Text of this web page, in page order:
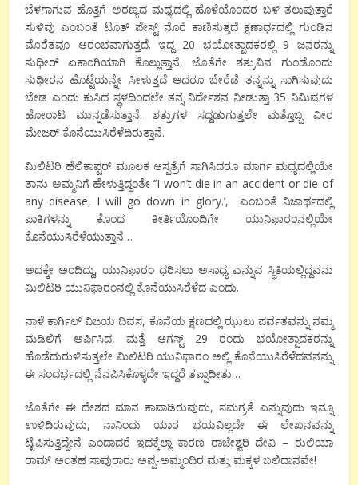
ಬೆಳಗಾಗುವ ಹೊತ್ತಿಗೆ ಅರಣ್ಯದ ಮಧ್ಯದಲ್ಲಿ ಹೊಳೆಯೊಂದರ ಬಳಿ ತಲುಪುತ್ತಾರೆ
ಸುಳಿವು ಎಂಬಂತೆ ಟೂತ್ ಪೇಸ್ಟ್ ನೊರೆ ಕಾಣಿಸುತ್ತದೆ ಕ್ಷಣಾರ್ಧದಲ್ಲಿ ಗುಂಡಿನ
ಮೊರೆತವೂ ಆರಂಭವಾಗುತ್ತದೆ. ಇದ್ದ 20 ಭಯೋತ್ಪಾದಕರಲ್ಲಿ 9 ಜನರನ್ನು
ಸುಧೀರ್ ಏಕಾಂಗಿಯಾಗಿ ಕೊಲ್ಲುತ್ತಾನೆ, ಜೊತೆಗೇ ಶತ್ರುವಿನ ಗುಂಡೊಂದು
ಸುಧೀರನ ಹೊಟ್ಟೆಯನ್ನೇ ಸೀಳುತ್ತದೆ ಆದರೂ ಬೇರೆಡೆ ತನ್ನನ್ನು ಸಾಗಿಸುವುದು
ಬೇಡ ಎಂದು ಕುಸಿದ ಸ್ಥಳದಿಂದಲೇ ತನ್ನ ನಿರ್ದೇಶನ ನೀಡುತ್ತಾ 35 ನಿಮಿಷಗಳ
ಹೋರಾಟ ಮುನ್ನಡೆಸುತ್ತಾನೆ. ಶತ್ರುಗಳ ಸದ್ದಡುಗುತ್ತಲೇ ಮತ್ತೊಬ್ಬ ವೀರ
ಮೇಜರ್ ಕೊನೆಯುಸಿರೆಳೆದಿರುತ್ತಾನೆ.
ಮಿಲಿಟರಿ ಹೆಲಿಕಾಪ್ಟರ್ ಮೂಲಕ ಆಸ್ಪತ್ರೆಗೆ ಸಾಗಿಸಿದರೂ ಮಾರ್ಗ ಮಧ್ಯದಲ್ಲಿಯೇ
ತಾನು ಅಮ್ಮನಿಗೆ ಹೇಳುತ್ತಿದ್ದಂತೇ ‘’I won’t die in an accident or die of
any disease, I will go down in glory.’, ಎಂಬಂತೆ ನಿಜಾರ್ಥದಲ್ಲಿ
ಪಾಕಿಗಳನ್ನು ಕೊಂದ ಕೀರ್ತಿಯೊಂದಿಗೇ ಯುನಿಫಾರಂನಲ್ಲಿಯೇ
ಕೊನೆಯುಸಿರೆಳೆಯುತ್ತಾನೆ…
ಅದಕ್ಕೇ ಅಂದಿದ್ದು, ಯುನಿಫಾರಂ ಧರಿಸಲು ಅಸಾಧ್ಯ ಎನ್ನುವ ಸ್ಥಿತಿಯಲ್ಲಿದ್ದವನು
ಮಿಲಿಟರಿ ಯುನಿಫಾರಂನಲ್ಲಿ ಕೊನೆಯುಸಿರೆಳೆದ ಎಂದು.
ನಾಳೆ ಕಾರ್ಗಿಲ್ ವಿಜಯ ದಿವಸ, ಕೊನೆಯ ಕ್ಷಣದಲ್ಲಿ ಝುಲು ಪರ್ವತವನ್ನು ನಮ್ಮ
ಮಡಿಲಿಗೆ ಅರ್ಪಿಸಿದ, ಮತ್ತೆ ಆಗಸ್ಟ್ 29 ರಂದು ಭಯೋತ್ಪಾದಕರನ್ನು
ಹೊಡೆದುರುಳಿಸುತ್ತಲೇ ಮಿಲಿಟರಿ ಯುನಿಫಾರಂ ಅಲ್ಲಿ ಕೊನೆಯುಸಿರೆಳೆದವನನ್ನು
ಈ ಸಂದರ್ಭದಲ್ಲಿ ನೆನಪಿಸಿಕೊಳ್ಳದೇ ಇದ್ದರೆ ತಪ್ಪಾದೀತು…
ಜೊತೆಗೇ ಈ ದೇಶದ ಮಾನ ಕಾಪಾಡಿರುವುದು, ಸಮಗ್ರತೆ ಎನ್ನುವುದು ಇನ್ನೂ
ಉಳಿದಿರುವುದು, ನಾನಿಂದು ಯಾರ ಭಯವಿಲ್ಲದೇ ಈ ಲೇಖನವನ್ನು
ಟೈಪಿಸುತ್ತಿದ್ದೇನೆ ಎಂದಾದರೆ ಇದಕ್ಕೆಲ್ಲಾ ಕಾರಣ ರಾಜೇಶ್ವರಿ ದೇವಿ – ರುಲಿಯಾ
ರಾಮ್ ಅಂತಹ ಸಾವುರಾರು ಅಪ್ಪ-ಅಮ್ಮಂದಿರ ಮತ್ತು ಮಕ್ಕಳ ಬಲಿದಾನವೇ!